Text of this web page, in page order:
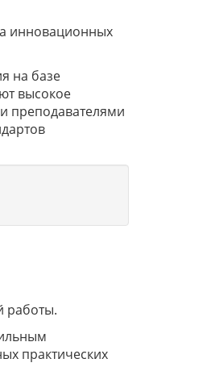
инновационных
на базе
высокое
преподавателями
работы.
практических